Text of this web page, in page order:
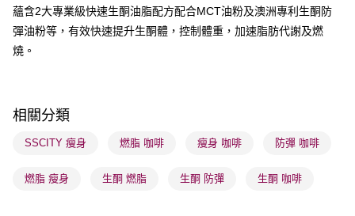
PayMe
WeChat Pay
每筆HK$65.00，滿HK$300.00或以上免運費
順豐站及營業點 - 確認發貨後1-3個工作天送達
蘊含2大專業級快速生酮油脂配方配合MCT油粉及澳洲專利生酮防
彈油粉等，有效快速提升生酮體，控制體重，加速脂肪代謝及燃
燒。
相關分類
SSCITY 瘦身 燃脂 咖啡 瘦身 咖啡 防彈 咖啡
燃脂 瘦身 生酮 燃脂 生酮 防彈 生酮 咖啡